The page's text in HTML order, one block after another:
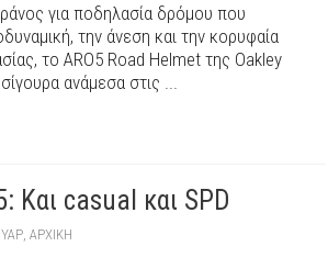
για ποδηλασία δρόμου που
την άνεση και την κορυφαία
το ARO5 Road Helmet της Oakley
ανάμεσα στις ...
Και casual και SPD
,ΑΡΧΙΚΉ